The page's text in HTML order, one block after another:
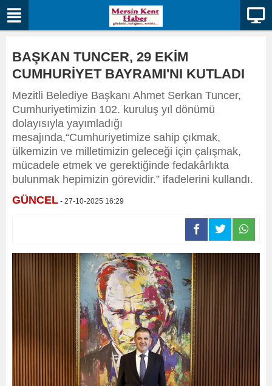
BAŞKAN TUNCER, 29 EKİM
CUMHURİYET BAYRAMI'NI KUTLADI
Mezitli Belediye Başkanı Ahmet Serkan Tuncer,
Cumhuriyetimizin 102. kuruluş yıl dönümü
dolayısıyla yayımladığı
mesajında,“Cumhuriyetimize sahip çıkmak,
ülkemizin ve milletimizin geleceği için çalışmak,
mücadele etmek ve gerektiğinde fedakârlıkta
bulunmak hepimizin görevidir.” ifadelerini kullandı.
GÜNCEL - 27-10-2025 16:29